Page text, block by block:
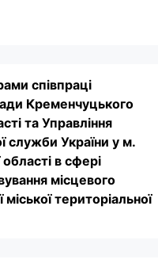
співпраці
Кременчуцького
та Управління
служби України у м.
в сфері
місцевого
територіальної